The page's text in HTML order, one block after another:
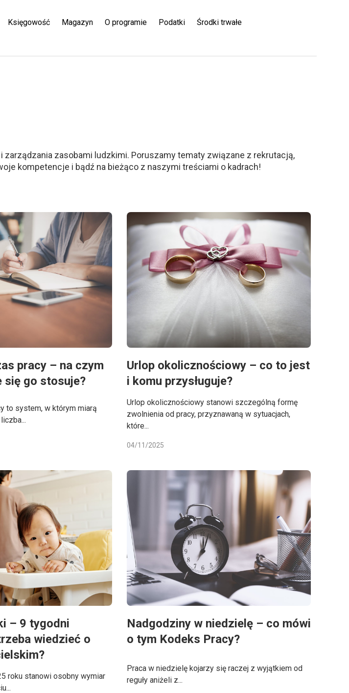
Księgowość Magazyn O programie Podatki Środki trwałe
zasobami ludzkimi. Poruszamy tematy związane z rekrutacją,
kompetencje i bądź na bieżąco z naszymi treściami o kadrach!
pracy – na czym
się go stosuje?
to system, w którym miarą
Urlop okolicznościowy – co to jest
i komu przysługuje?
Urlop okolicznościowy stanowi szczególną formę
zwolnienia od pracy, przyznawaną w sytuacjach,
które...
04/11/2025
– 9 tygodni
wiedzieć o
roku stanowi osobny wymiar
Nadgodziny w niedzielę – co mówi
o tym Kodeks Pracy?
Praca w niedzielę kojarzy się raczej z wyjątkiem od
reguły aniżeli z...